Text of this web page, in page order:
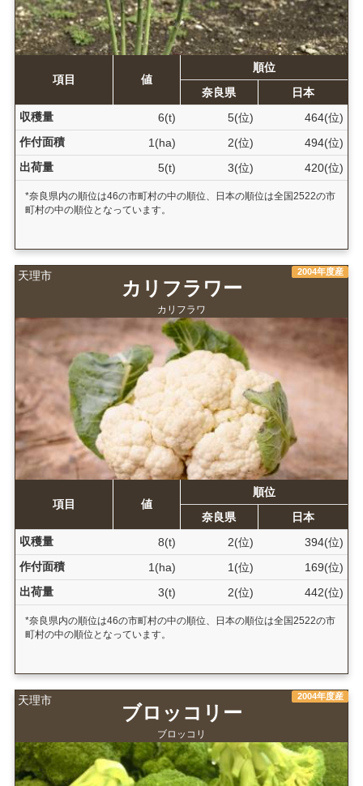
項目 値
順位
奈良県
日本
収穫量
6(t) 5(位)
464(位)
作付面積
1(ha) 2(位)
494(位)
出荷量
5(t) 3(位) 420(位)
*奈良県内の順位は46の市町村の中の順位、日本の順位は全国2522の市
町村の中の順位となっています。
天理市 2004年度産
カリフラワー
カリフラワ
項目 値
順位
奈良県
日本
収穫量
8(t) 2(位)
394(位)
作付面積
1(ha) 1(位)
169(位)
出荷量
3(t) 2(位) 442(位)
*奈良県内の順位は46の市町村の中の順位、日本の順位は全国2522の市
町村の中の順位となっています。
天理市 2004年度産
ブロッコリー
ブロッコリ